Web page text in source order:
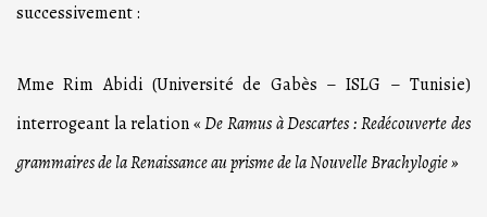
successivement :
Mme Rim Abidi (Université de Gabès – ISLG – Tunisie)
interrogeant la relation «De Ramus à Descartes : Redécouverte des
grammaires de la Renaissance au prisme de la Nouvelle Brachylogie »